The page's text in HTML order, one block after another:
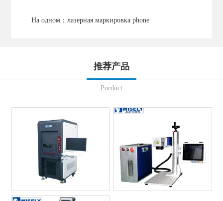
На одном： лазерная маркировка phone
推荐产品
Porduct